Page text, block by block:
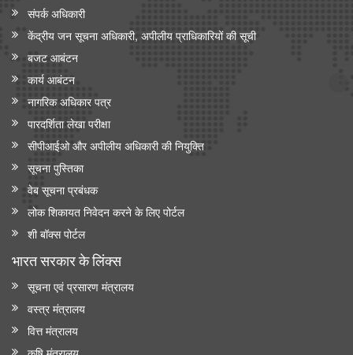
संपर्क अधिकारी
केंद्रीय जन सूचना अधिकारी, अपीलीय प्राधिकारियों की सूची
बजट आबंटन
कार्य आबंटन
नागरिक अधिकार पत्र
पारदर्शिता लेखा परीक्षा
सीपीआईओ और अपी‍लीय अधिकारी की नियुक्ति
सूचना पुस्तिका
वेब सूचना प्रबंधक
लोक शिकायत निवेदन करने के लिए पोर्टल
शी बॉक्स पोर्टल
भारत सरकार के लिंक्‍स
सूचना एवं प्रसारण मंत्रालय
वस्त्र मंत्रालय
वित्त मंत्रालय